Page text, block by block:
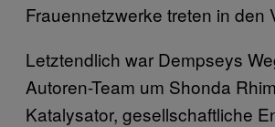
Frauennetzwerke treten in den
Letztendlich war Dempseys
Autoren-Team um Shonda
Katalysator, gesellschaftliche